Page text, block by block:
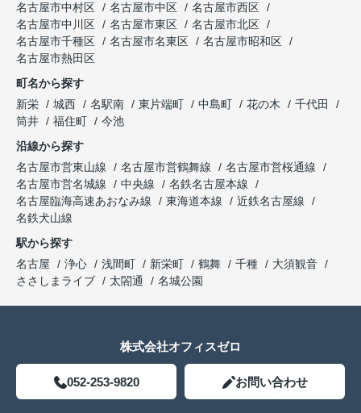
名古屋市中村区
名古屋市中区
名古屋市西区
名古屋市中川区
名古屋市東区
名古屋市北区
名古屋市千種区
名古屋市名東区
名古屋市昭和区
名古屋市熱田区
町名から探す
新栄
城西 名駅南 東片端町 中島町 花の木
千代田
筒井
福住町
今池
沿線から探す
名古屋市営東山線
名古屋市営鶴舞線
名古屋市営桜通線
名古屋市営名城線
中央線
名鉄名古屋本線
名古屋臨海高速あおなみ線
東海道本線
近鉄名古屋線
名鉄犬山線
駅から探す
名古屋
浄心 浅間町 新栄町 鶴舞 千種
大須観音
ささしまライブ
太閤通 名城公園
株式会社オフィスゼロ
052-253-9820 お問い合わせ